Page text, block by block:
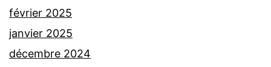
février 2025
janvier 2025
décembre 2024